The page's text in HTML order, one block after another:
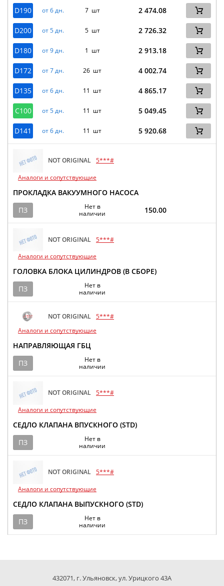
D190 от 6 дн. 7 шт 2 474.08
D200 от 5 дн. 5 шт 2 726.32
D180 от 9 дн. 1 шт 2 913.18
D172 от 7 дн. 26 шт 4 002.74
D135 от 6 дн. 11 шт 4 865.17
C100 от 5 дн. 11 шт 5 049.45
D141 от 6 дн. 11 шт 5 920.68
NOT ORIGINAL 5***#
Аналоги и сопутствующие
ПРОКЛАДКА ВАКУУМНОГО НАСОСА
ПЗ
Нет в
наличии
150.00
NOT ORIGINAL 5***#
Аналоги и сопутствующие
ГОЛОВКА БЛОКА ЦИЛИНДРОВ (В СБОРЕ)
ПЗ
Нет в
наличии
NOT ORIGINAL 5***#
Аналоги и сопутствующие
НАПРАВЛЯЮЩАЯ ГБЦ
ПЗ
Нет в
наличии
NOT ORIGINAL 5***#
Аналоги и сопутствующие
СЕДЛО КЛАПАНА ВПУСКНОГО (STD)
ПЗ
Нет в
наличии
NOT ORIGINAL 5***#
Аналоги и сопутствующие
СЕДЛО КЛАПАНА ВЫПУСКНОГО (STD)
ПЗ
Нет в
наличии
432071, г. Ульяновск, ул. Урицкого 43А